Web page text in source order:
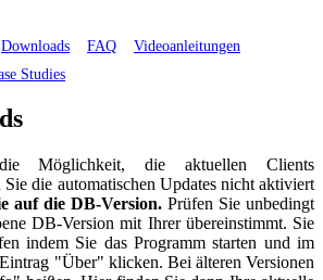
Downloads FAQ
Videoanleitungen
Studies
Möglichkeit, die aktuellen Clients
die automatischen Updates nicht aktiviert
auf die DB-Version. Prüfen Sie unbedingt
DB-Version mit Ihrer übereinstimmt. Sie
indem Sie das Programm starten und im
"Über" klicken. Bei älteren Versionen